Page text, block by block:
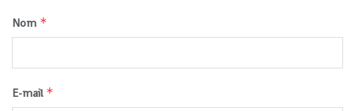
Nom *
E-mail *